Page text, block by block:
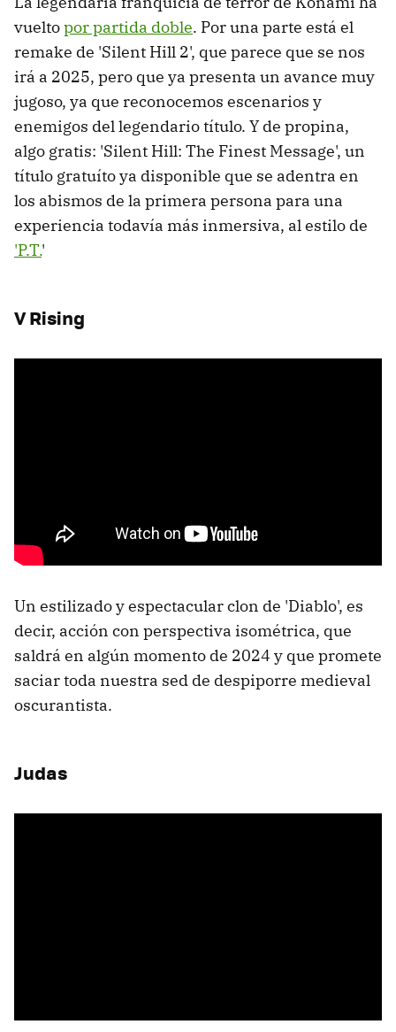
vueltopor partida doble. Por una parte está el
remake de 'Silent Hill 2', que parece que se nos
irá a 2025, pero que ya presenta un avance muy
jugoso, ya que reconocemos escenarios y
enemigos del legendario título. Y de propina,
algo gratis: 'Silent Hill: The Finest Message', un
título gratuíto ya disponible que se adentra en
los abismos de la primera persona para una
experiencia todavía más inmersiva, al estilo de
'P.T.'
V Rising
Un estilizado y espectacular clon de 'Diablo', es
decir, acción con perspectiva isométrica, que
saldrá en algún momento de 2024 y que promete
saciar toda nuestra sed de despiporre medieval
oscurantista.
Judas